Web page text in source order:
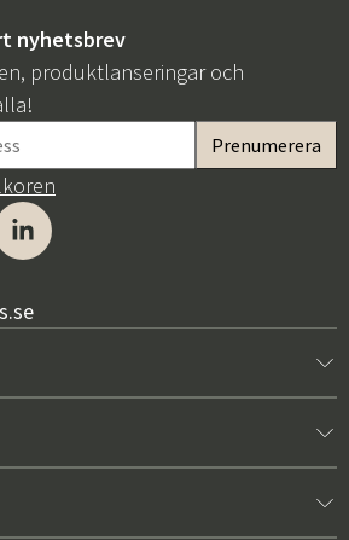
nyhetsbrev
produktlanseringar och